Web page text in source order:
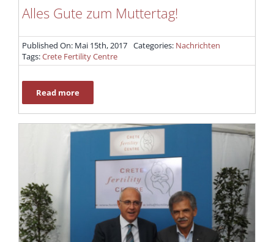
Alles Gute zum Muttertag!
Published On: Mai 15th, 2017 Categories: Nachrichten
Tags:Crete Fertility Centre
Read more